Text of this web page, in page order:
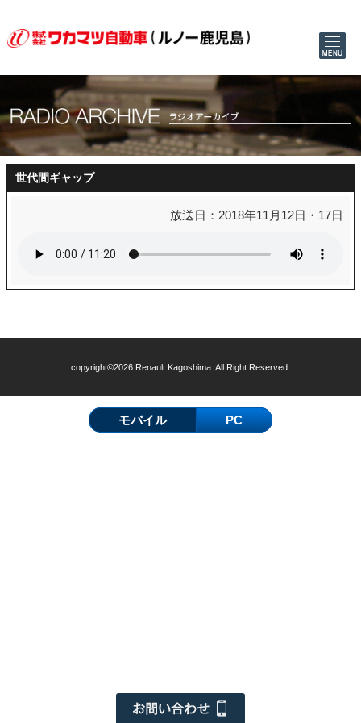
世代間ギャップ
放送日：2018年11月12日・17日
copyright©2026 Renault Kagoshima. All Right Reserved.
モバイル PC